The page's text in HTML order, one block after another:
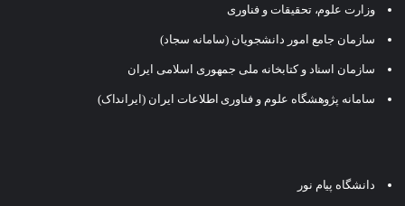
وزارت علوم، تحقیقات و فناوری
سازمان جامع امور دانشجویان (سامانه سجاد)
سازمان اسناد و کتابخانه ملی جمهوری اسلامی ایران
سامانه پژوهشگاه علوم و فناوری اطلاعات ایران (ایرانداک)
دانشگاه پیام نور